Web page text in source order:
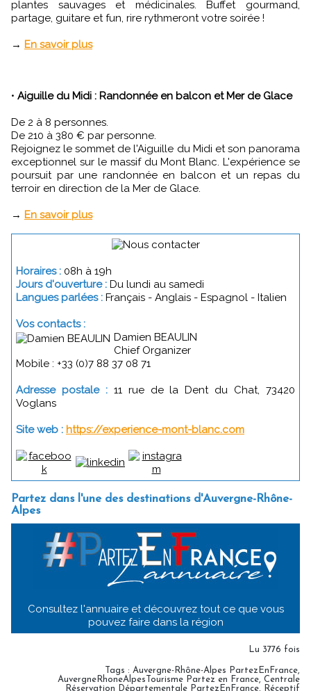
plantes sauvages et médicinales. Buffet gourmand,
partage, guitare et fun, rire rythmeront votre soirée !
→ En savoir plus
• Aiguille du Midi : Randonnée en balcon et Mer de Glace
De 2 à 8 personnes.
De 210 à 380 € par personne.
Rejoignez le sommet de l'Aiguille du Midi et son panorama
exceptionnel sur le massif du Mont Blanc. L'expérience se
poursuit par une randonnée en balcon et un repas du
terroir en direction de la Mer de Glace.
→ En savoir plus
Horaires : 08h à 19h
Jours d'ouverture : Du lundi au samedi
Langues parlées : Français - Anglais - Espagnol - Italien
Vos contacts :
Damien BEAULIN
Chief Organizer
Mobile : +33 (0)7 88 37 08 71
Adresse postale :11 rue de la Dent du Chat, 73420
Voglans
Site web : https://experience-mont-blanc.com
Partez dans l'une des destinations d'Auvergne-Rhône-
Alpes
Consultez l'annuaire et découvrez tout ce que vous
pouvez faire dans la région
Lu 3776 fois
Tags : Auvergne-Rhône-Alpes PartezEnFrance,
AuvergneRhoneAlpesTourisme Partez en France, Centrale
Réservation Départementale PartezEnFrance,
Réceptif